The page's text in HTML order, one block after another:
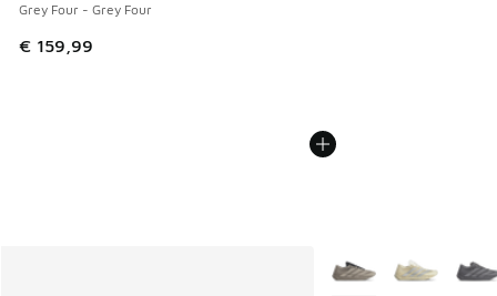
Grey Four - Grey Four
€ 159,99
Meer kleuren